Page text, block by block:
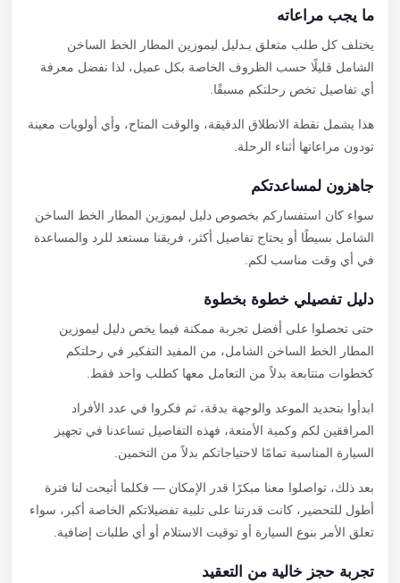
ما يجب مراعاته
يختلف كل طلب متعلق بـدليل ليموزين المطار الخط الساخن
الشامل قليلًا حسب الظروف الخاصة بكل عميل، لذا نفضل معرفة
أي تفاصيل تخص رحلتكم مسبقًا.
هذا يشمل نقطة الانطلاق الدقيقة، والوقت المتاح، وأي أولويات معينة
تودون مراعاتها أثناء الرحلة.
جاهزون لمساعدتكم
سواء كان استفساركم بخصوص دليل ليموزين المطار الخط الساخن
الشامل بسيطًا أو يحتاج تفاصيل أكثر، فريقنا مستعد للرد والمساعدة
في أي وقت مناسب لكم.
دليل تفصيلي خطوة بخطوة
حتى تحصلوا على أفضل تجربة ممكنة فيما يخص دليل ليموزين
المطار الخط الساخن الشامل، من المفيد التفكير في رحلتكم
كخطوات متتابعة بدلاً من التعامل معها كطلب واحد فقط.
ابدأوا بتحديد الموعد والوجهة بدقة، ثم فكروا في عدد الأفراد
المرافقين لكم وكمية الأمتعة، فهذه التفاصيل تساعدنا في تجهيز
السيارة المناسبة تمامًا لاحتياجاتكم بدلاً من التخمين.
بعد ذلك، تواصلوا معنا مبكرًا قدر الإمكان — فكلما أتيحت لنا فترة
أطول للتحضير، كانت قدرتنا على تلبية تفضيلاتكم الخاصة أكبر، سواء
تعلق الأمر بنوع السيارة أو توقيت الاستلام أو أي طلبات إضافية.
تجربة حجز خالية من التعقيد